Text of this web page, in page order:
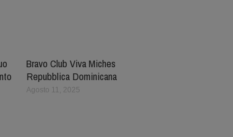
Bravo Club Viva Miches
Repubblica Dominicana
Agosto 11, 2025